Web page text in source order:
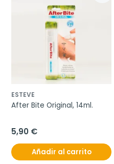
ESTEVE
After Bite Original, 14ml.
5,90 €
Añadir al carrito